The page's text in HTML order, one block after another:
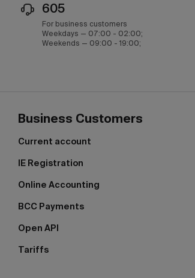
605
For business customers
Weekdays — 07:00 - 02:00;
Weekends — 09:00 - 19:00;
Business Customers
Current account
IE Registration
Online Accounting
BCC Payments
Open API
Tariffs